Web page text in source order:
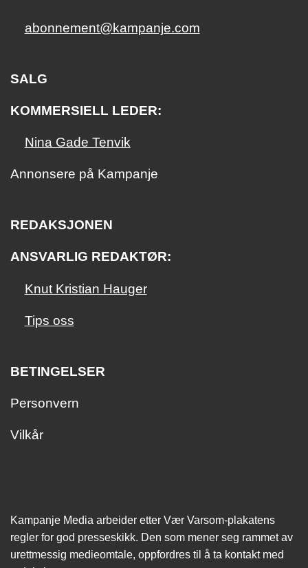
abonnement@kampanje.com
SALG
KOMMERSIELL LEDER:
Nina Gade Tenvik
Annonsere på Kampanje
REDAKSJONEN
ANSVARLIG REDAKTØR:
Knut Kristian Hauger
Tips oss
BETINGELSER
Personvern
Vilkår
Kampanje Media arbeider etter Vær Varsom-plakatens
regler for god presseskikk. Den som mener seg rammet av
urettmessig medie­omtale, oppfordres til å ta kontakt med